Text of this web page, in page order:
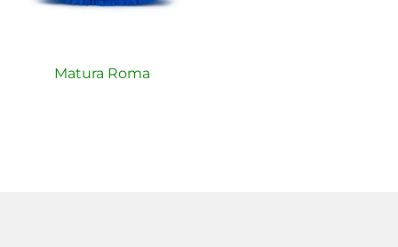
Matura Roma